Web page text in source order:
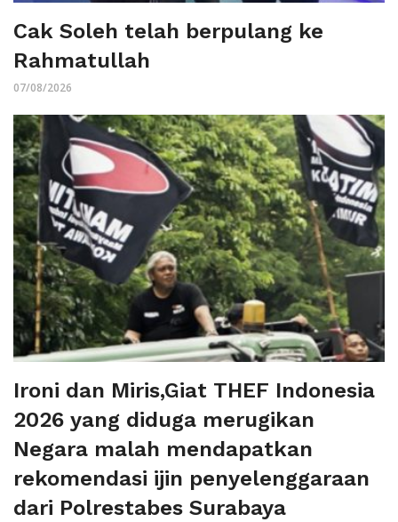
Cak Soleh telah berpulang ke
Rahmatullah
07/08/2026
Ironi dan Miris,Giat THEF Indonesia
2026 yang diduga merugikan
Negara malah mendapatkan
rekomendasi ijin penyelenggaraan
dari Polrestabes Surabaya